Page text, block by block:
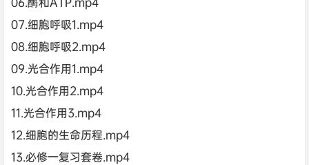
07.细胞呼吸1.mp4
08.细胞呼吸2.mp4
09.光合作用1.mp4
10.光合作用2.mp4
11.光合作用3.mp4
12.细胞的生命历程.mp4
13.必修一复习套卷.mp4